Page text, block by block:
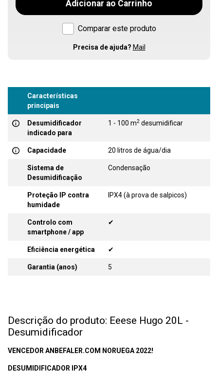
Adicionar ao Carrinho
Comparar este produto
Precisa de ajuda? Mail
Características
principais
Desumidificador
indicado para
1 - 100 m2 desumidificar
Capacidade 20 litros de água/dia
Sistema de
Desumidificação
Condensação
Proteção IP contra
humidade
IPX4 (à prova de salpicos)
Controlo com
smartphone / app
✔
Eficiência energética ✔
Garantia (anos) 5
Descrição do produto: Eeese Hugo 20L -
Desumidificador
VENCEDOR ANBEFALER.COM NORUEGA 2022!
DESUMIDIFICADOR IPX4